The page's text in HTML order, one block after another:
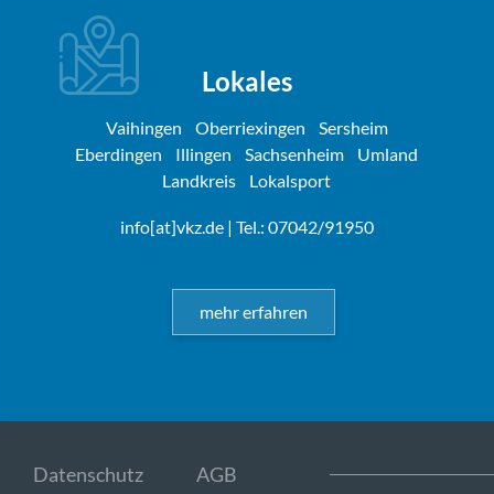
Lokales
Vaihingen Oberriexingen
Sersheim
Eberdingen
Illingen Sachsenheim
Umland
Landkreis
Lokalsport
info[at]vkz.de| Tel.: 07042/91950
mehr erfahren
Datenschutz AGB